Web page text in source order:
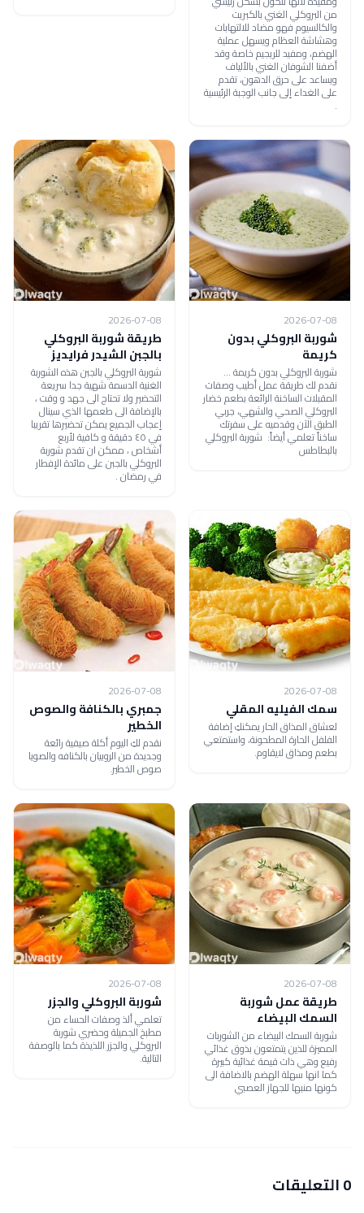
من البروكلي الغني بالكبريت
والكالسيوم فهو مضاد للالتهابات
وهشاشة العظام ويسهل عملية
الهضم، ومفيد للريجيم خاصة وقد
أضفنا الشوفان الغني بالألياف
ويساعد على حرق الدهون، تقدم
على الغداء إلى جانب الوجبة الرئيسية
.
2026-07-08
شوربة البروكلي بدون
كريمة
شوربة البروكلي بدون كريمة ...
نقدم لك طريقة عمل أطيب وصفات
المقبلات الساخنة الرائعة بطعم خضار
البروكلي الصحي والشهي، جربي
الطبق الآن وقدميه على سفرتك
ساخناً تعلمي أيضاً: شوربة البروكلي
بالبطاطس
2026-07-08
طريقة شوربة البروكلي
بالجبن الشيدر فرايديز
شوربة البروكلي بالجبن هذه الشوربة
الغنية الدسمة شهية جدا سريعة
التحضير ولا تحتاج الى جهد و وقت ،
بالإضافة الى طعمها الذي سينال
إعجاب الجميع يمكن تحضيرها تقريبا
في ٤٥ دقيقة و كافية لأربع
أشخاص ، ممكن ان تقدم شوربة
البروكلي بالجبن على مائدة الإفطار
في رمضان .
2026-07-08
سمك الفيليه المقلي
لعشاق المذاق الحار يمكنكِ إضافة
الفلفل الحارة المطحونة، واستمتعي
بطعم ومذاق لايقاوم.
2026-07-08
جمبري بالكنافة والصوص
الخطير
نقدم لكِ اليوم أكلة صيفية رائعة
وجديدة من الروبيان بالكنافه والصويا
صوص الخطير.
2026-07-08
طريقة عمل شوربة
السمك البيضاء
شوربة السمك البيضاء من الشوربات
المميزة للذين يتمتعون بذوق غذائي
رفيع وهي ذات قيمة غذائية كبيرة
كما انها سهلة الهضم بالاضافة الى
كونها منبها للجهاز العصبي
2026-07-08
شوربة البروكلي والجزر
تعلمي ألذ وصفات الحساء من
مطبخ الجميلة وحضري شوربة
البروكلي والجزر اللذيذة كما بالوصفة
التالية.
0 التعليقات